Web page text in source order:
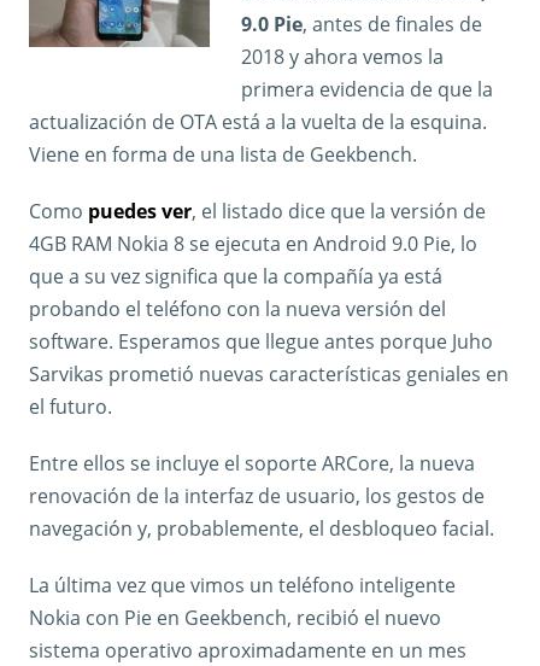
9.0 Pie, antes de finales de
2018 y ahora vemos la
primera evidencia de que la
actualización de OTA está a la vuelta de la esquina.
Viene en forma de una lista de Geekbench.
Como puedes ver, el listado dice que la versión de
4GB RAM Nokia 8 se ejecuta en Android 9.0 Pie, lo
que a su vez significa que la compañía ya está
probando el teléfono con la nueva versión del
software. Esperamos que llegue antes porque Juho
Sarvikas prometió nuevas características geniales en
el futuro.
Entre ellos se incluye el soporte ARCore, la nueva
renovación de la interfaz de usuario, los gestos de
navegación y, probablemente, el desbloqueo facial.
La última vez que vimos un teléfono inteligente
Nokia con Pie en Geekbench, recibió el nuevo
sistema operativo aproximadamente en un mes